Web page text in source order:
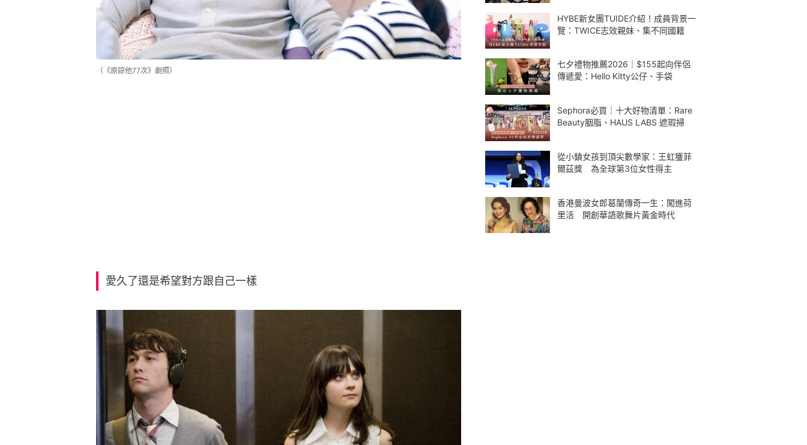
（《原諒他77次》劇照）
愛久了還是希望對方跟自己一樣
HYBE新女團TUIDE介紹！成員背景一
覽：TWICE志效親妹、集不同國籍
七夕禮物推薦2026｜$155起向伴侶
傳遞愛：Hello Kitty公仔、手袋
Sephora必買｜十大好物清單：Rare
Beauty胭脂、HAUS LABS 遮瑕掃
從小鎮女孩到頂尖數學家：王虹獲菲
爾茲獎 為全球第3位女性得主
香港曼波女郎葛蘭傳奇一生：闖進荷
里活 開創華語歌舞片黃金時代